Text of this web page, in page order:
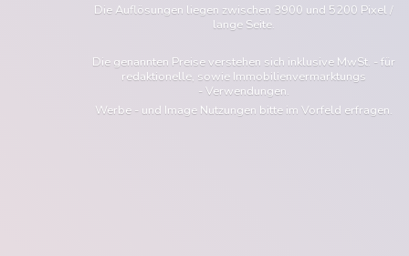
Die Auflösungen liegen zwischen 3900 und 5200 Pixel /
lange Seite.
Die genannten Preise verstehen sich inklusive MwSt. - für
redaktionelle, sowie Immobilienvermarktungs
- Verwendungen.
Werbe - und Image Nutzungen bitte im Vorfeld erfragen.